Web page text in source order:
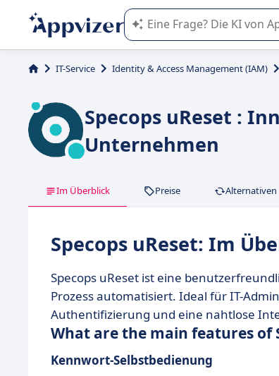
Die KI von Appvizer führt
IT-Service Identity & Access Management (IAM)
Specops uReset :
Unternehmen
Im Überblick Preise Alternativen
Specops uReset: Im
Specops uReset ist eine
Prozess automatisiert. Ideal für IT-
Authentifizierung und eine nahtlose
What are the main features of
Kennwort-Selbstbedienung